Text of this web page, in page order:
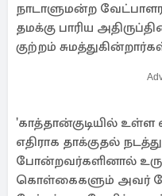
நாடாளுமன்ற
தமக்கு பாரிய
குற்றம்
'காத்தான்குடியில்
எதிராக தாக்குதல்
போன்றவர்களினால்
கொள்கைகளும் அவர்